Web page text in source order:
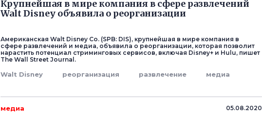
Крупнейшая в мире компания в сфере развлечений
Walt Disney объявила о реорганизации
Американская Walt Disney Co. (SPB: DIS), крупнейшая в мире компания в
сфере развлечений и медиа, объявила о реорганизации, которая позволит
нарастить потенциал стриминговых сервисов, включая Disney+ и Hulu, пишет
The Wall Street Journal.
Walt Disney реорганизация развлечение медиа
медиа 05.08.2020